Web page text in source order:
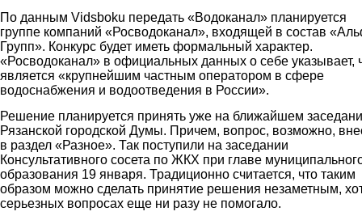
По данным Vidsboku передать «Водоканал» планируется
группе компаний «Росводоканал», входящей в состав
Групп». Конкурс будет иметь формальный характер.
«Росводоканал» в официальных данных о себе указывает,
является «крупнейшим частным оператором в сфере
водоснабжения и водоотведения в России».
Решение планируется принять уже на ближайшем
Рязанской городской Думы. Причем, вопрос, возможно,
в раздел «Разное». Так поступили на заседании
Консультативного сосета по ЖКХ при главе
образования 19 января. Традиционно считается, что таким
образом можно сделать принятие решения незаметным,
серьезных вопросах еще ни разу не помогало.